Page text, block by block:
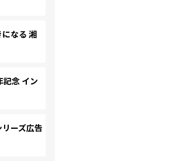
なる 湘
記念 イン
リーズ広告